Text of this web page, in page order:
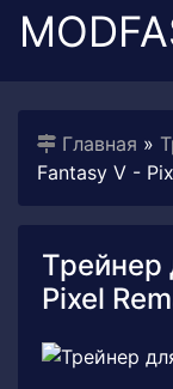
Главная »
Fantasy V -
Трейнер
Pixel